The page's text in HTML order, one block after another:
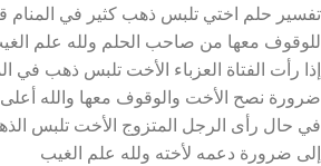
تفسير حلم اختي تلبس ذهب كثير في المنام
للوقوف معها من صاحب الحلم ولله علم
إذا رأت الفتاة العزباء الأخت تلبس ذهب في
ضرورة نصح الأخت والوقوف معها والله
في حال رأى الرجل المتزوج الأخت تلبس
إلى ضرورة دعمه لأخته ولله علم الغيب